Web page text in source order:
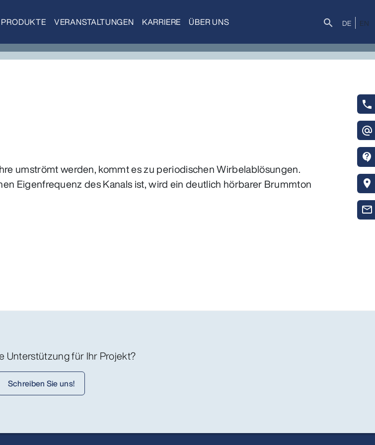
PRODUKTE VERANSTALTUNGEN KARRIERE ÜBER UNS Suche
search DE EN
phone
alternate_email
contact_support
location_on
mail_outline
umströmt werden, kommt es zu periodischen Wirbelablösungen.
Eigenfrequenz des Kanals ist, wird ein deutlich hörbarer Brummton
Unterstützung für Ihr Projekt?
Schreiben Sie uns!